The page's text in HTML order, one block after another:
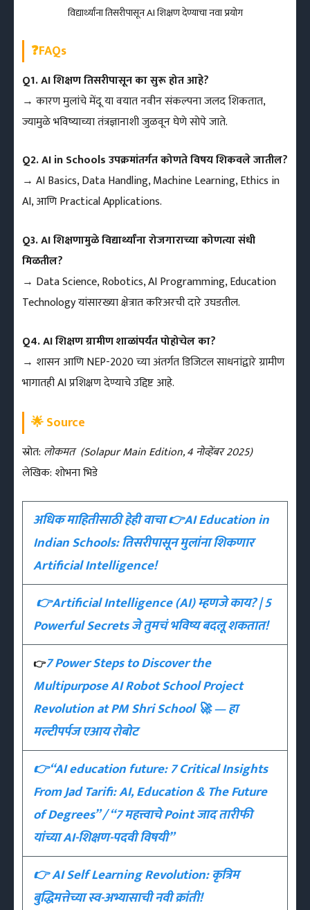
विद्यार्थ्यांना तिसरीपासून AI शिक्षण देण्याचा नवा प्रयोग
❓FAQs
Q1. AI शिक्षण तिसरीपासून का सुरू होत आहे?
→ कारण मुलांचे मेंदू या वयात नवीन संकल्पना जलद शिकतात,
ज्यामुळे भविष्याच्या तंत्रज्ञानाशी जुळवून घेणे सोपे जाते.
Q2. AI in Schools उपक्रमांतर्गत कोणते विषय शिकवले जातील?
→ AI Basics, Data Handling, Machine Learning, Ethics in
AI, आणि Practical Applications.
Q3. AI शिक्षणामुळे विद्यार्थ्यांना रोजगाराच्या कोणत्या संधी
मिळतील?
→ Data Science, Robotics, AI Programming, Education
Technology यांसारख्या क्षेत्रात करिअरची दारे उघडतील.
Q4. AI शिक्षण ग्रामीण शाळांपर्यंत पोहोचेल का?
→ शासन आणि NEP-2020 च्या अंतर्गत डिजिटल साधनांद्वारे ग्रामीण
भागातही AI प्रशिक्षण देण्याचे उद्दिष्ट आहे.
🌟 Source
स्रोत: लोकमत (Solapur Main Edition, 4 नोव्हेंबर 2025)
लेखिक: शोभना भिडे
अधिक माहितीसाठी हेही वाचा 👉AI Education in
Indian Schools: तिसरीपासून मुलांना शिकणार
Artificial Intelligence!
👉Artificial Intelligence (AI) म्हणजे काय? | 5
Powerful Secrets जे तुमचं भविष्य बदलू शकतात!
👉7 Power Steps to Discover the
Multipurpose AI Robot School Project
Revolution at PM Shri School 🚀— हा
मल्टीपर्पज एआय रोबोट
👉“AI education future: 7 Critical Insights
From Jad Tarifi: AI, Education & The Future
of Degrees” / “7 महत्त्वाचे Point जाद तारीफी
यांच्या AI-शिक्षण-पदवी विषयी”
👉 AI Self Learning Revolution: कृत्रिम
बुद्धिमत्तेच्या स्व-अभ्यासाची नवी क्रांती!